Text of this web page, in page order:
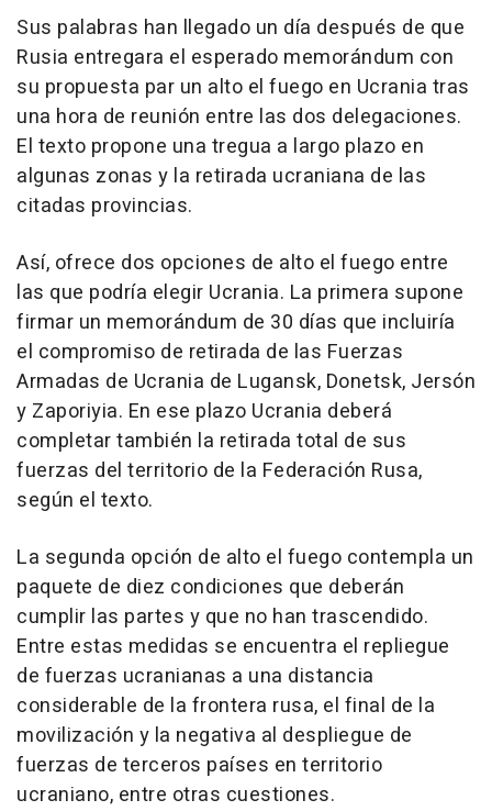
Sus palabras han llegado un día después de que
Rusia entregara el esperado memorándum con
su propuesta par un alto el fuego en Ucrania tras
una hora de reunión entre las dos delegaciones.
El texto propone una tregua a largo plazo en
algunas zonas y la retirada ucraniana de las
citadas provincias.
Así, ofrece dos opciones de alto el fuego entre
las que podría elegir Ucrania. La primera supone
firmar un memorándum de 30 días que incluiría
el compromiso de retirada de las Fuerzas
Armadas de Ucrania de Lugansk, Donetsk, Jersón
y Zaporiyia. En ese plazo Ucrania deberá
completar también la retirada total de sus
fuerzas del territorio de la Federación Rusa,
según el texto.
La segunda opción de alto el fuego contempla un
paquete de diez condiciones que deberán
cumplir las partes y que no han trascendido.
Entre estas medidas se encuentra el repliegue
de fuerzas ucranianas a una distancia
considerable de la frontera rusa, el final de la
movilización y la negativa al despliegue de
fuerzas de terceros países en territorio
ucraniano, entre otras cuestiones.